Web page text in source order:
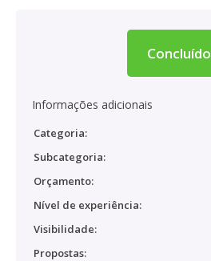
Concluído
Informações adicionais
Categoria:
Subcategoria:
Orçamento:
Nível de experiência:
Visibilidade:
Propostas: